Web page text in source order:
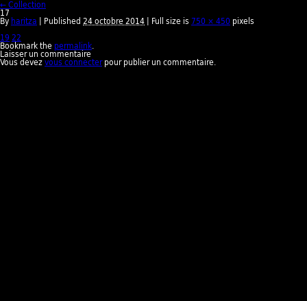
← Collection
17
By haritza | Published 24 octobre 2014 | Full size is 750 × 450 pixels
19 22
Bookmark the permalink.
Laisser un commentaire
Vous devezvous connecterpour publier un commentaire.